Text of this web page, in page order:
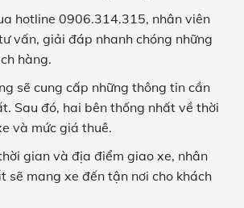
hotline 0906.314.315, nhân viên
vấn, giải đáp nhanh chóng những
hàng.
sẽ cung cấp những thông tin cần
Sau đó, hai bên thống nhất về thời
và mức giá thuê.
gian và địa điểm giao xe, nhân
sẽ mang xe đến tận nơi cho khách